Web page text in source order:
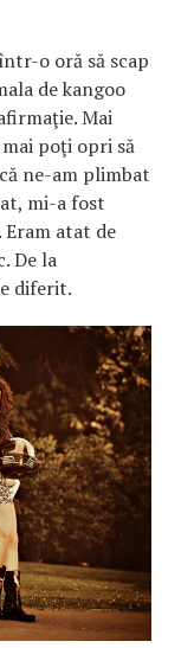
o oră să scap
de kangoo
Mai
poţi opri să
ne-am plimbat
mi-a fost
atat de
De la
diferit.